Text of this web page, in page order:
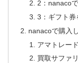
2：nanaco
3：ギフト券
nanacoで購入
アマトレード
買取サファリ